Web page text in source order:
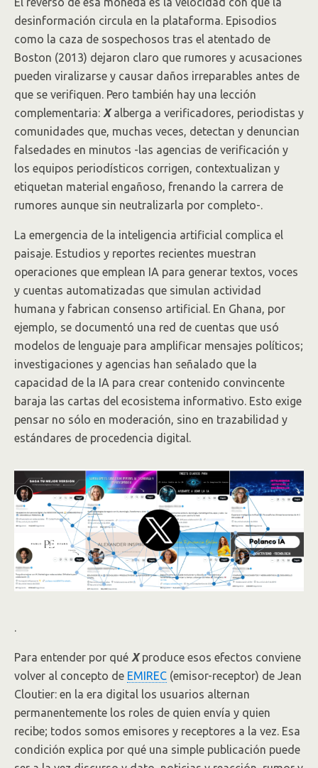
desinformación circula en la plataforma. Episodios
como la caza de sospechosos tras el atentado de
Boston (2013) dejaron claro que rumores y acusaciones
pueden viralizarse y causar daños irreparables antes de
que se verifiquen. Pero también hay una lección
complementaria: Xalberga a verificadores, periodistas y
comunidades que, muchas veces, detectan y denuncian
falsedades en minutos -las agencias de verificación y
los equipos periodísticos corrigen, contextualizan y
etiquetan material engañoso, frenando la carrera de
rumores aunque sin neutralizarla por completo-.
La emergencia de la inteligencia artificial complica el
paisaje. Estudios y reportes recientes muestran
operaciones que emplean IA para generar textos, voces
y cuentas automatizadas que simulan actividad
humana y fabrican consenso artificial. En Ghana, por
ejemplo, se documentó una red de cuentas que usó
modelos de lenguaje para amplificar mensajes políticos;
investigaciones y agencias han señalado que la
capacidad de la IA para crear contenido convincente
baraja las cartas del ecosistema informativo. Esto exige
pensar no sólo en moderación, sino en trazabilidad y
estándares de procedencia digital.
.
Para entender por qué Xproduce esos efectos conviene
volver al concepto de EMIREC (emisor-receptor) de Jean
Cloutier: en la era digital los usuarios alternan
permanentemente los roles de quien envía y quien
recibe; todos somos emisores y receptores a la vez. Esa
condición explica por qué una simple publicación puede